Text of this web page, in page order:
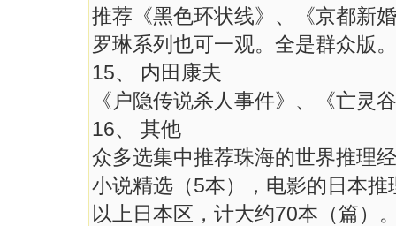
推荐《黑色环状线》、《京都新
罗琳系列也可一观。全是群众版。
15、 内田康夫
《户隐传说杀人事件》、《亡灵
16、 其他
众多选集中推荐珠海的世界推理
小说精选（5本），电影的日本推
以上日本区，计大约70本（篇）